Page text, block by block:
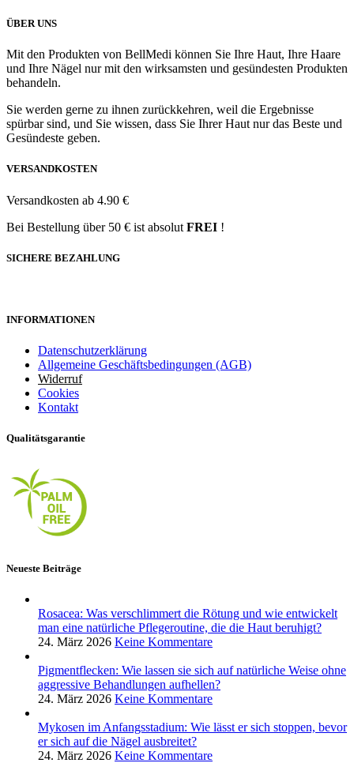
ÜBER UNS
Mit den Produkten von BellMedi können Sie Ihre Haut, Ihre Haare
und Ihre Nägel nur mit den wirksamsten und gesündesten Produkten
behandeln.
Sie werden gerne zu ihnen zurückkehren, weil die Ergebnisse
spürbar sind, und Sie wissen, dass Sie Ihrer Haut nur das Beste und
Gesündeste geben.
VERSANDKOSTEN
Versandkosten ab 4.90 €
Bei Bestellung über 50 € ist absolut FREI !
SICHERE BEZAHLUNG
INFORMATIONEN
Datenschutzerklärung
Allgemeine Geschäftsbedingungen (AGB)
Widerruf
Cookies
Kontakt
Qualitätsgarantie
Neueste Beiträge
Rosacea: Was verschlimmert die Rötung und wie entwickelt
man eine natürliche Pflegeroutine, die die Haut beruhigt?
24. März 2026 Keine Kommentare
Pigmentflecken: Wie lassen sie sich auf natürliche Weise ohne
aggressive Behandlungen aufhellen?
24. März 2026 Keine Kommentare
Mykosen im Anfangsstadium: Wie lässt er sich stoppen, bevor
er sich auf die Nägel ausbreitet?
24. März 2026 Keine Kommentare